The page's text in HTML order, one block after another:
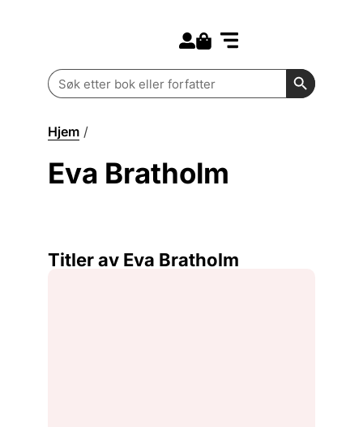
Search
for:
Search
Hjem /
Eva Bratholm
Titler av Eva Bratholm